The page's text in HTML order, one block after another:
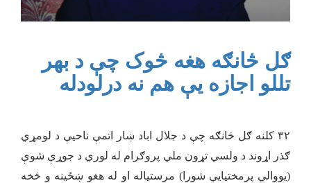
ګل څانګه هغه څوک چې د بهر
تللو اجازه يې هم نه درلودله
۳۲ کلنه ګل څانګه چې د جلال اباد ښار اتمې ناحیې د لومړي
ګذر اړوند د ولسي تړون ملي پروګرام له لوري د جوړې شوې
(یووالي پرمختیايي شورا) مرستیاله او له هغو ښځینه و څخه